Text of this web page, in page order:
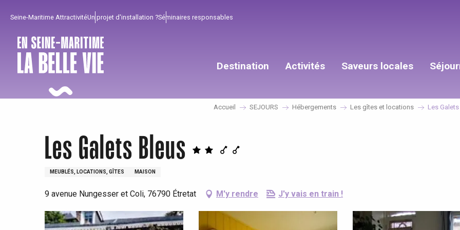
principal
Seine-Maritime AttractivitéUn projet d'installation ?Séminaires responsables
Destination Activités
Pour profiter
Saveurs locales
Incontournables
Bien de chez nous !
Accueil SEJOURS Hébergements Les gîtes et locations Les
Les Galets Bleus
MEUBLÉS, LOCATIONS, GÎTES MAISON
9 avenue Nungesser et Coli, 76790 Étretat M'y rendre J'y vais en train !